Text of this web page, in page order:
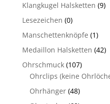
Klangkugel Halsketten (9)
Lesezeichen (0)
Manschettenknöpfe (1)
Medaillon Halsketten (42)
Ohrschmuck (107)
Ohrclips (keine
Ohrhänger (48)